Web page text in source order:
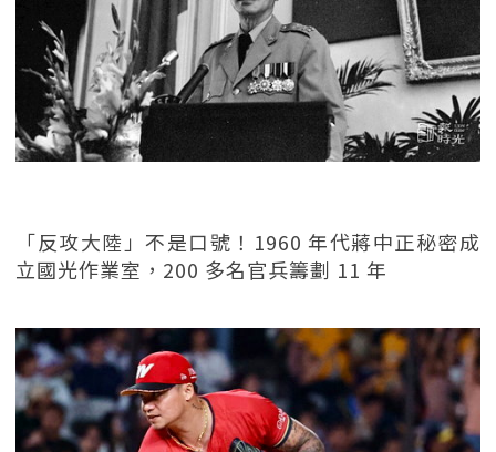
「反攻大陸」不是口號！1960 年代蔣中正秘密成
立國光作業室，200 多名官兵籌劃 11 年